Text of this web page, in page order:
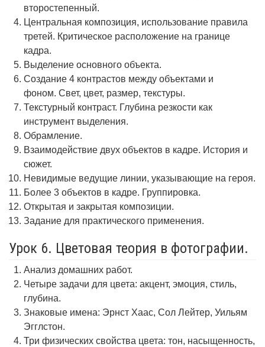
второстепенный.
Центральная композиция, использование правила
третей. Критическое расположение на границе
кадра.
Выделение основного объекта.
Создание 4 контрастов между объектами и
фоном. Свет, цвет, размер, текстуры.
Текстурный контраст. Глубина резкости как
инструмент выделения.
Обрамление.
Взаимодействие двух объектов в кадре. История и
сюжет.
Невидимые ведущие линии, указывающие на героя.
Более 3 объектов в кадре. Группировка.
Открытая и закрытая композиции.
Задание для практического применения.
Урок 6. Цветовая теория в фотографии.
Анализ домашних работ.
Четыре задачи для цвета: акцент, эмоция, стиль,
глубина.
Знаковые имена: Эрнст Хаас, Сол Лейтер, Уильям
Эгглстон.
Три физических свойства цвета: тон, насыщенность,